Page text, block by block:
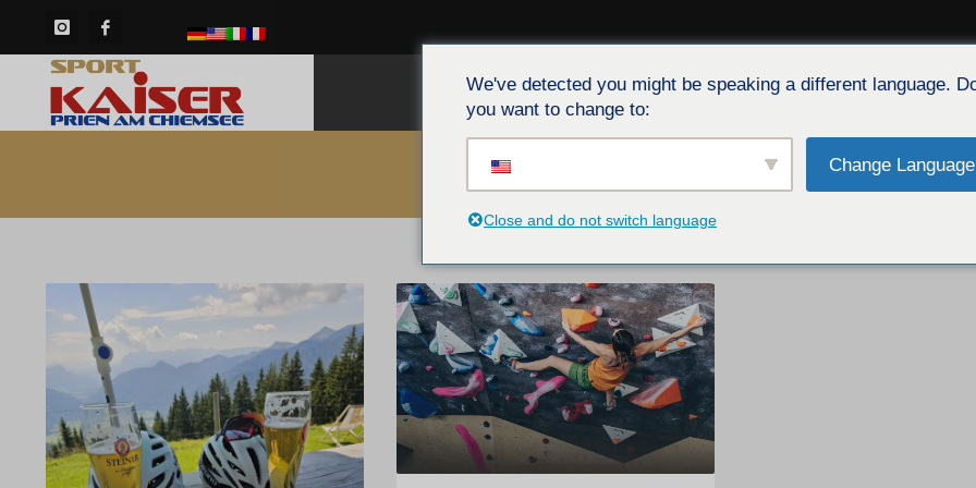
CASA SERVIZIO EVENTI CARTONE BLOG
We've detected you might be speaking a different language.
you want to change to:
Change Language
Close and do not switch language